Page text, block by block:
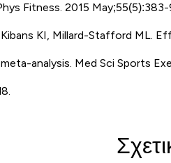
Fitness. 2015 May;55(5):383-
KI, Millard-Stafford ML.
analysis. Med Sci Sports